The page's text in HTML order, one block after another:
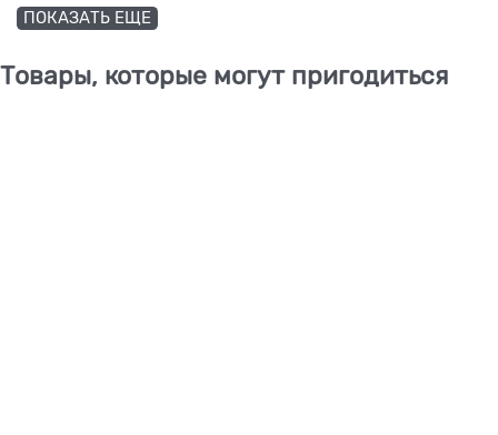
ПОКАЗАТЬ ЕЩЕ
Товары, которые могут пригодиться